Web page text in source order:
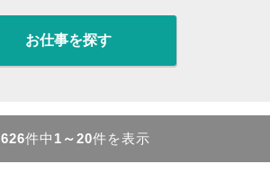
お仕事を探す
626件中 1～20件を表示